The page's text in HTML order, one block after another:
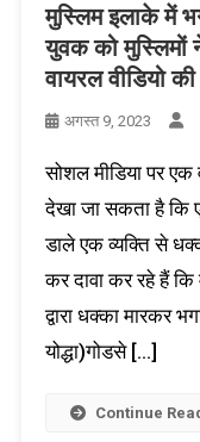
मुस्लिम इलाके में
युवक को मुस्लिमों
वायरल वीडियो
अगस्त 9, 2023
सोशल मीडिया पर एक
देखा जा सकता है कि
डाले एक व्यक्ति से
कर दावा कर रहे हैं
द्वारा धक्का मारकर
योद्धा)गोडसे […]
Continue